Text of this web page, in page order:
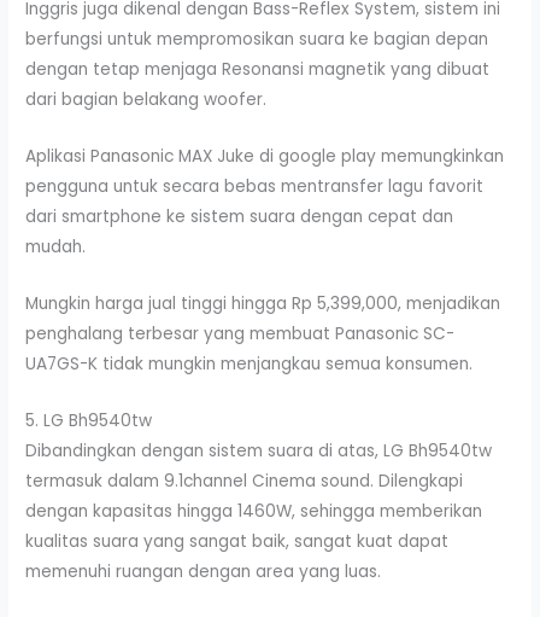
Inggris juga dikenal dengan Bass-Reflex System, sistem ini
berfungsi untuk mempromosikan suara ke bagian depan
dengan tetap menjaga Resonansi magnetik yang dibuat
dari bagian belakang woofer.
Aplikasi Panasonic MAX Juke di google play memungkinkan
pengguna untuk secara bebas mentransfer lagu favorit
dari smartphone ke sistem suara dengan cepat dan
mudah.
Mungkin harga jual tinggi hingga Rp 5,399,000, menjadikan
penghalang terbesar yang membuat Panasonic SC-
UA7GS-K tidak mungkin menjangkau semua konsumen.
5. LG Bh9540tw
Dibandingkan dengan sistem suara di atas, LG Bh9540tw
termasuk dalam 9.1channel Cinema sound. Dilengkapi
dengan kapasitas hingga 1460W, sehingga memberikan
kualitas suara yang sangat baik, sangat kuat dapat
memenuhi ruangan dengan area yang luas.